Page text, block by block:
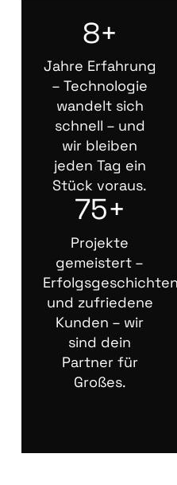
8+
Jahre Erfahrung
– Technologie
wandelt sich
schnell – und
wir bleiben
jeden Tag ein
Stück voraus.
75+
Projekte
gemeistert –
Erfolgsgeschichten
und zufriedene
Kunden – wir
sind dein
Partner für
Großes.